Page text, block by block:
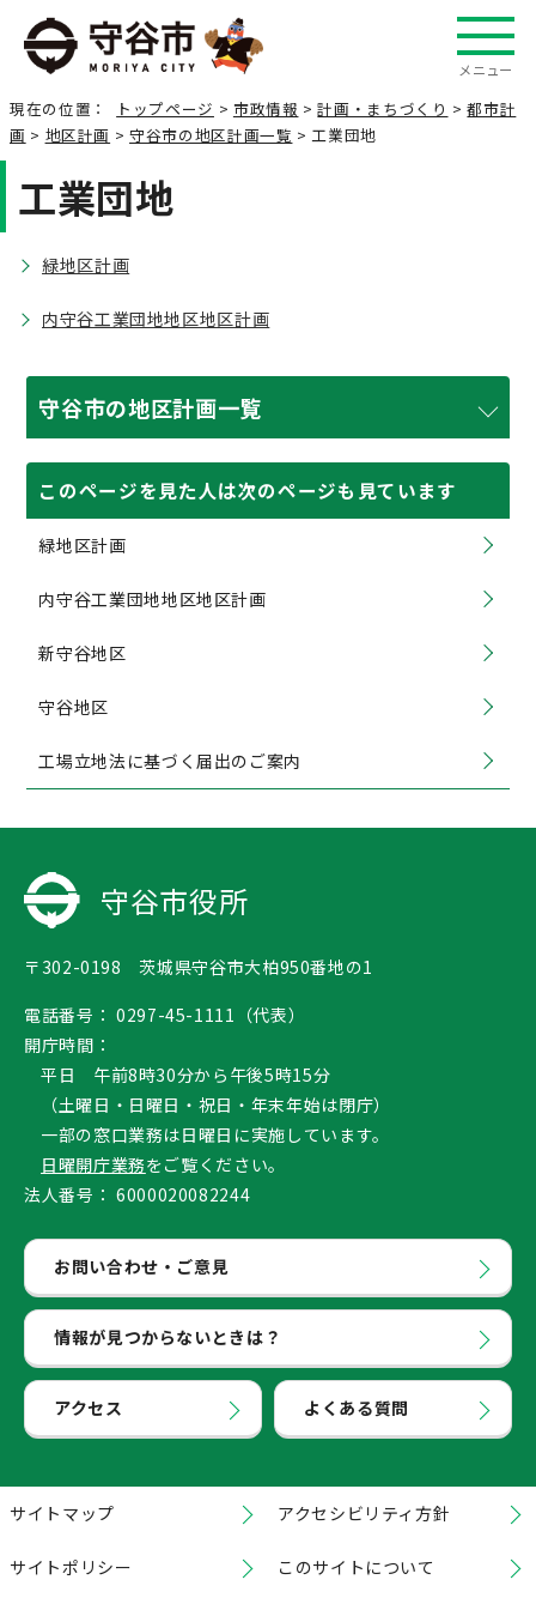
メニュー
現在の位置： トップページ > 市政情報 >計画・まちづくり >都市計
画 > 地区計画 >守谷市の地区計画一覧 > 工業団地
工業団地
緑地区計画
内守谷工業団地地区地区計画
守谷市の地区計画一覧
このページを見た人は次のページも見ています
緑地区計画
内守谷工業団地地区地区計画
新守谷地区
守谷地区
工場立地法に基づく届出のご案内
守谷市役所
〒302-0198 茨城県守谷市大柏950番地の1
電話番号： 0297-45-1111（代表）
開庁時間：
平日 午前8時30分から午後5時15分
（土曜日・日曜日・祝日・年末年始は閉庁）
一部の窓口業務は日曜日に実施しています。
日曜開庁業務をご覧ください。
法人番号： 6000020082244
お問い合わせ・ご意見
情報が見つからないときは？
アクセス よくある質問
サイトマップ アクセシビリティ方針
サイトポリシー このサイトについて